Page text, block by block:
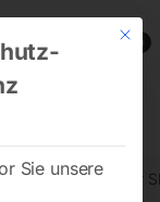
0
Spänewischer
Mit
Sie unsere